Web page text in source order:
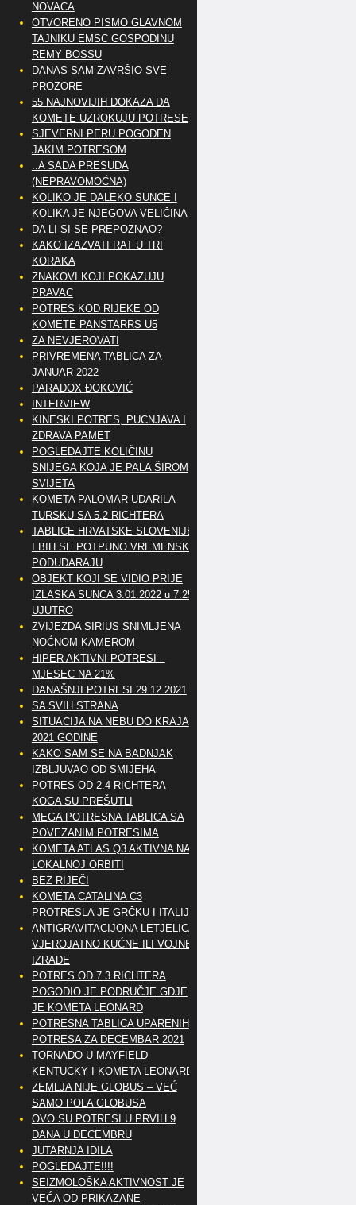
NOVACA
OTVORENO PISMO GLAVNOM
TAJNIKU EMSC GOSPODINU
REMY BOSSU
DANAS SAM ZAVRŠIO SVE
PROZORE
55 NAJNOVIJIH DOKAZA DA
KOMETE UZROKUJU POTRESE
SJEVERNI PERU POGOĐEN
JAKIM POTRESOM
..A SADA PRESUDA
(NEPRAVOMOĆNA)
KOLIKO JE DALEKO SUNCE I
KOLIKA JE NJEGOVA VELIČINA
DA LI SI SE PREPOZNAO?
KAKO IZAZVATI RAT U TRI
KORAKA
ZNAKOVI KOJI POKAZUJU
PRAVAC
POTRES KOD RIJEKE OD
KOMETE PANSTARRS U5
ZA NEVJEROVATI
PRIVREMENA TABLICA ZA
JANUAR 2022
PARADOX ĐOKOVIĆ
INTERVIEW
KINESKI POTRES, PUCNJAVA I
ZDRAVA PAMET
POGLEDAJTE KOLIČINU
SNIJEGA KOJA JE PALA ŠIROM
SVIJETA
KOMETA PALOMAR UDARILA
TURSKU SA 5.2 RICHTERA
TABLICE HRVATSKE SLOVENIJE
I BIH SE POTPUNO VREMENSKI
PODUDARAJU
OBJEKT KOJI SE VIDIO PRIJE
IZLASKA SUNCA 3.01.2022 u 7:25
UJUTRO
ZVIJEZDA SIRIUS SNIMLJENA
NOĆNOM KAMEROM
HIPER AKTIVNI POTRESI –
MJESEC NA 21%
DANAŠNJI POTRESI 29.12.2021
SA SVIH STRANA
SITUACIJA NA NEBU DO KRAJA
2021 GODINE
KAKO SAM SE NA BADNJAK
IZBLJUVAO OD SMIJEHA
POTRES OD 2.4 RICHTERA
KOGA SU PREŠUTLI
MEGA POTRESNA TABLICA SA
POVEZANIM POTRESIMA
KOMETA ATLAS Q3 AKTIVNA NA
LOKALNOJ ORBITI
BEZ RIJEČI
KOMETA CATALINA C3
PROTRESLA JE GRČKU I ITALIJU
ANTIGRAVITACIJONA LETJELICA
VJEROJATNO KUĆNE ILI VOJNE
IZRADE
POTRES OD 7.3 RICHTERA
POGODIO JE PODRUČJE GDJE
JE KOMETA LEONARD
POTRESNA TABLICA UPARENIH
POTRESA ZA DECEMBAR 2021
TORNADO U MAYFIELD
KENTUCKY I KOMETA LEONARD
ZEMLJA NIJE GLOBUS – VEĆ
SAMO POLA GLOBUSA
OVO SU POTRESI U PRVIH 9
DANA U DECEMBRU
JUTARNJA IDILA
POGLEDAJTE!!!!
SEIZMOLOŠKA AKTIVNOST JE
VEĆA OD PRIKAZANE